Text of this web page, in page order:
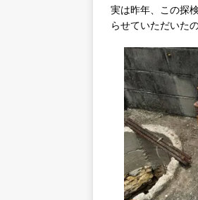
実は昨年、この探
らせていただいた